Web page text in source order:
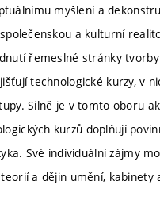
myšlení a
a kulturní
řemeslné stránky
technologické kurzy, v
Silně je v tomto oboru
kurzů doplňují
Své individuální zájmy
a dějin umění, kabinety